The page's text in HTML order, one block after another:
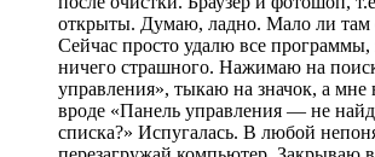
открыты. Думаю, ладно. Мало ли там
Сейчас просто удалю все программы,
ничего страшного. Нажимаю на
управления», тыкаю на значок, а мне
вроде «Панель управления — не
списка?» Испугалась. В любой